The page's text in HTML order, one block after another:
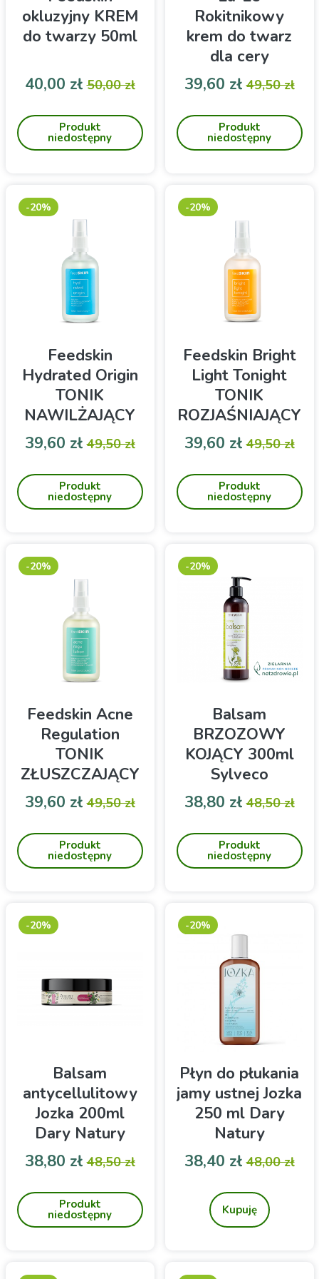
okluzyjny KREM
do twarzy 50ml
wielozadaniowy krem do
twarzy Sylveco Feedskin
dzień i noc 50 ml
Cena
40,00 złCena podstawowa
50,00 zł
Produkt
niedostępny
Rokitnikowy
krem do twarz
dla cery
naczynkowej
Krem do twarzy dla cery
naczynkowej z rokitnikiem-
60ml
Cena
39,60 złCena
49,50 zł
Produkt
niedostępny
Feedskin
Hydrated Origin
TONIK
NAWILŻAJĄCY
do twarzy 100ml
lekkiego żelu. Silnie
nawilża
Cena
39,60 złCena podstawowa
49,50 zł
Produkt
niedostępny
-20%
Feedskin Bright
Light Tonight
TONIK
ROZJAŚNIAJĄCY
do twarzy 100ml
lekkiego żelu.
Cena
39,60 złCena
49,50 zł
Produkt
niedostępny
-20%
Feedskin Acne
Regulation
TONIK
ZŁUSZCZAJĄCY
do twarzy 100ml
lekkiego żelu.
Cena
39,60 złCena podstawowa
49,50 zł
Produkt
niedostępny
-20%
Balsam
BRZOZOWY
KOJĄCY 300ml
Sylveco
każdego rodzaju skóry.
Szczególnie do pielęgnacji
skóry suchej, swędzącej,
Cena
38,80 złCena
48,50 zł
Produkt
niedostępny
-20%
Balsam
antycellulitowy
Jozka 200ml
Dary Natury
Jozka to kompleksowa
pielęgnacja skóry, której
efekty są widoczne już po
Cena
38,80 złCena podstawowa
48,50 zł
Produkt
niedostępny
-20%
Płyn do płukania
jamy ustnej Jozka
250 ml Dary
Natury
TYMIANEK
Cena
38,40 złCena
48,00 zł
Kupuję
-20%